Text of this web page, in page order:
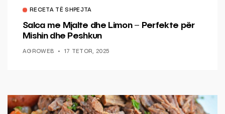
RECETA TË SHPEJTA
Salca me Mjalte dhe Limon – Perfekte për
Mishin dhe Peshkun
AGROWEB 17 TETOR, 2025